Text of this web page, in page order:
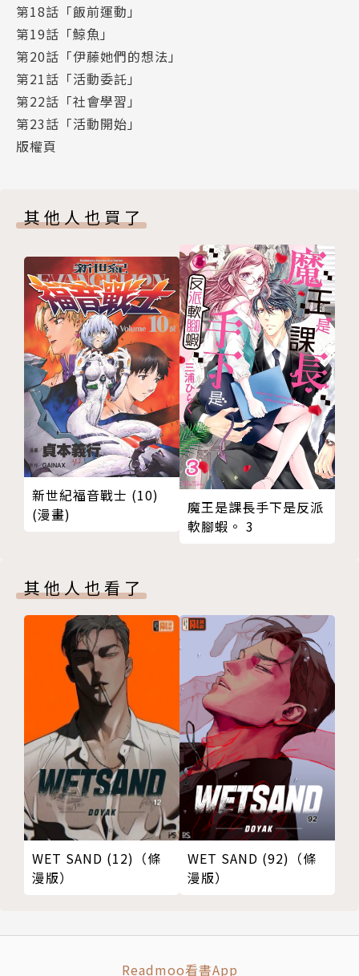
第18話「飯前運動」
第19話「鯨魚」
第20話「伊藤她們的想法」
第21話「活動委託」
第22話「社會學習」
第23話「活動開始」
版權頁
其他人也買了
新世紀福音戰士 (10)
(漫畫)
魔王是課長手下是反派
軟腳蝦。 3
其他人也看了
WET SAND (12)（條
漫版）
WET SAND (92)（條
漫版）
Readmoo看書App